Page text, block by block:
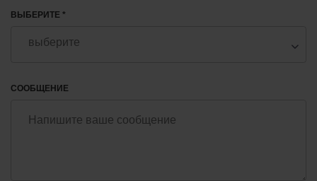
ВЫБЕРИТЕ *
СООБЩЕНИЕ